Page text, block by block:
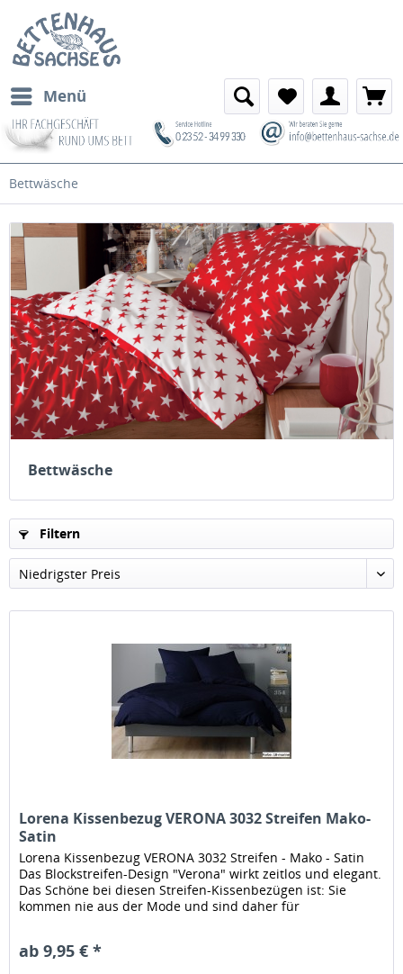
Menü
Bettwäsche
Bettwäsche
Filtern
Lorena Kissenbezug VERONA 3032 Streifen Mako-
Satin
Lorena Kissenbezug VERONA 3032 Streifen - Mako - Satin
Das Blockstreifen-Design "Verona" wirkt zeitlos und elegant.
Das Schöne bei diesen Streifen-Kissenbezügen ist: Sie
kommen nie aus der Mode und sind daher für
ab 9,95 € *